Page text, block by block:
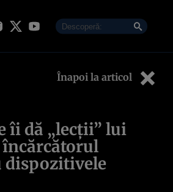
Înapoi la articol
îi dă „lecții” lui
încărcătorul
dispozitivele